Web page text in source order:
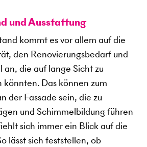
und Ausstattung
kommt es vor allem auf die
den Renovierungsbedarf und
die auf lange Sicht zu
Das können zum
der Fassade sein, die zu
und Schimmelbildung führen
sich immer ein Blick auf die
lässt sich feststellen, ob